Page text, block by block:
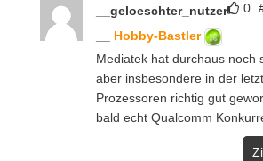
0
__geloeschter_nutzer
Hobby-Bastler
Mediatek hat durchaus noch
aber insbesondere in der
Prozessoren richtig gut
bald echt Qualcomm